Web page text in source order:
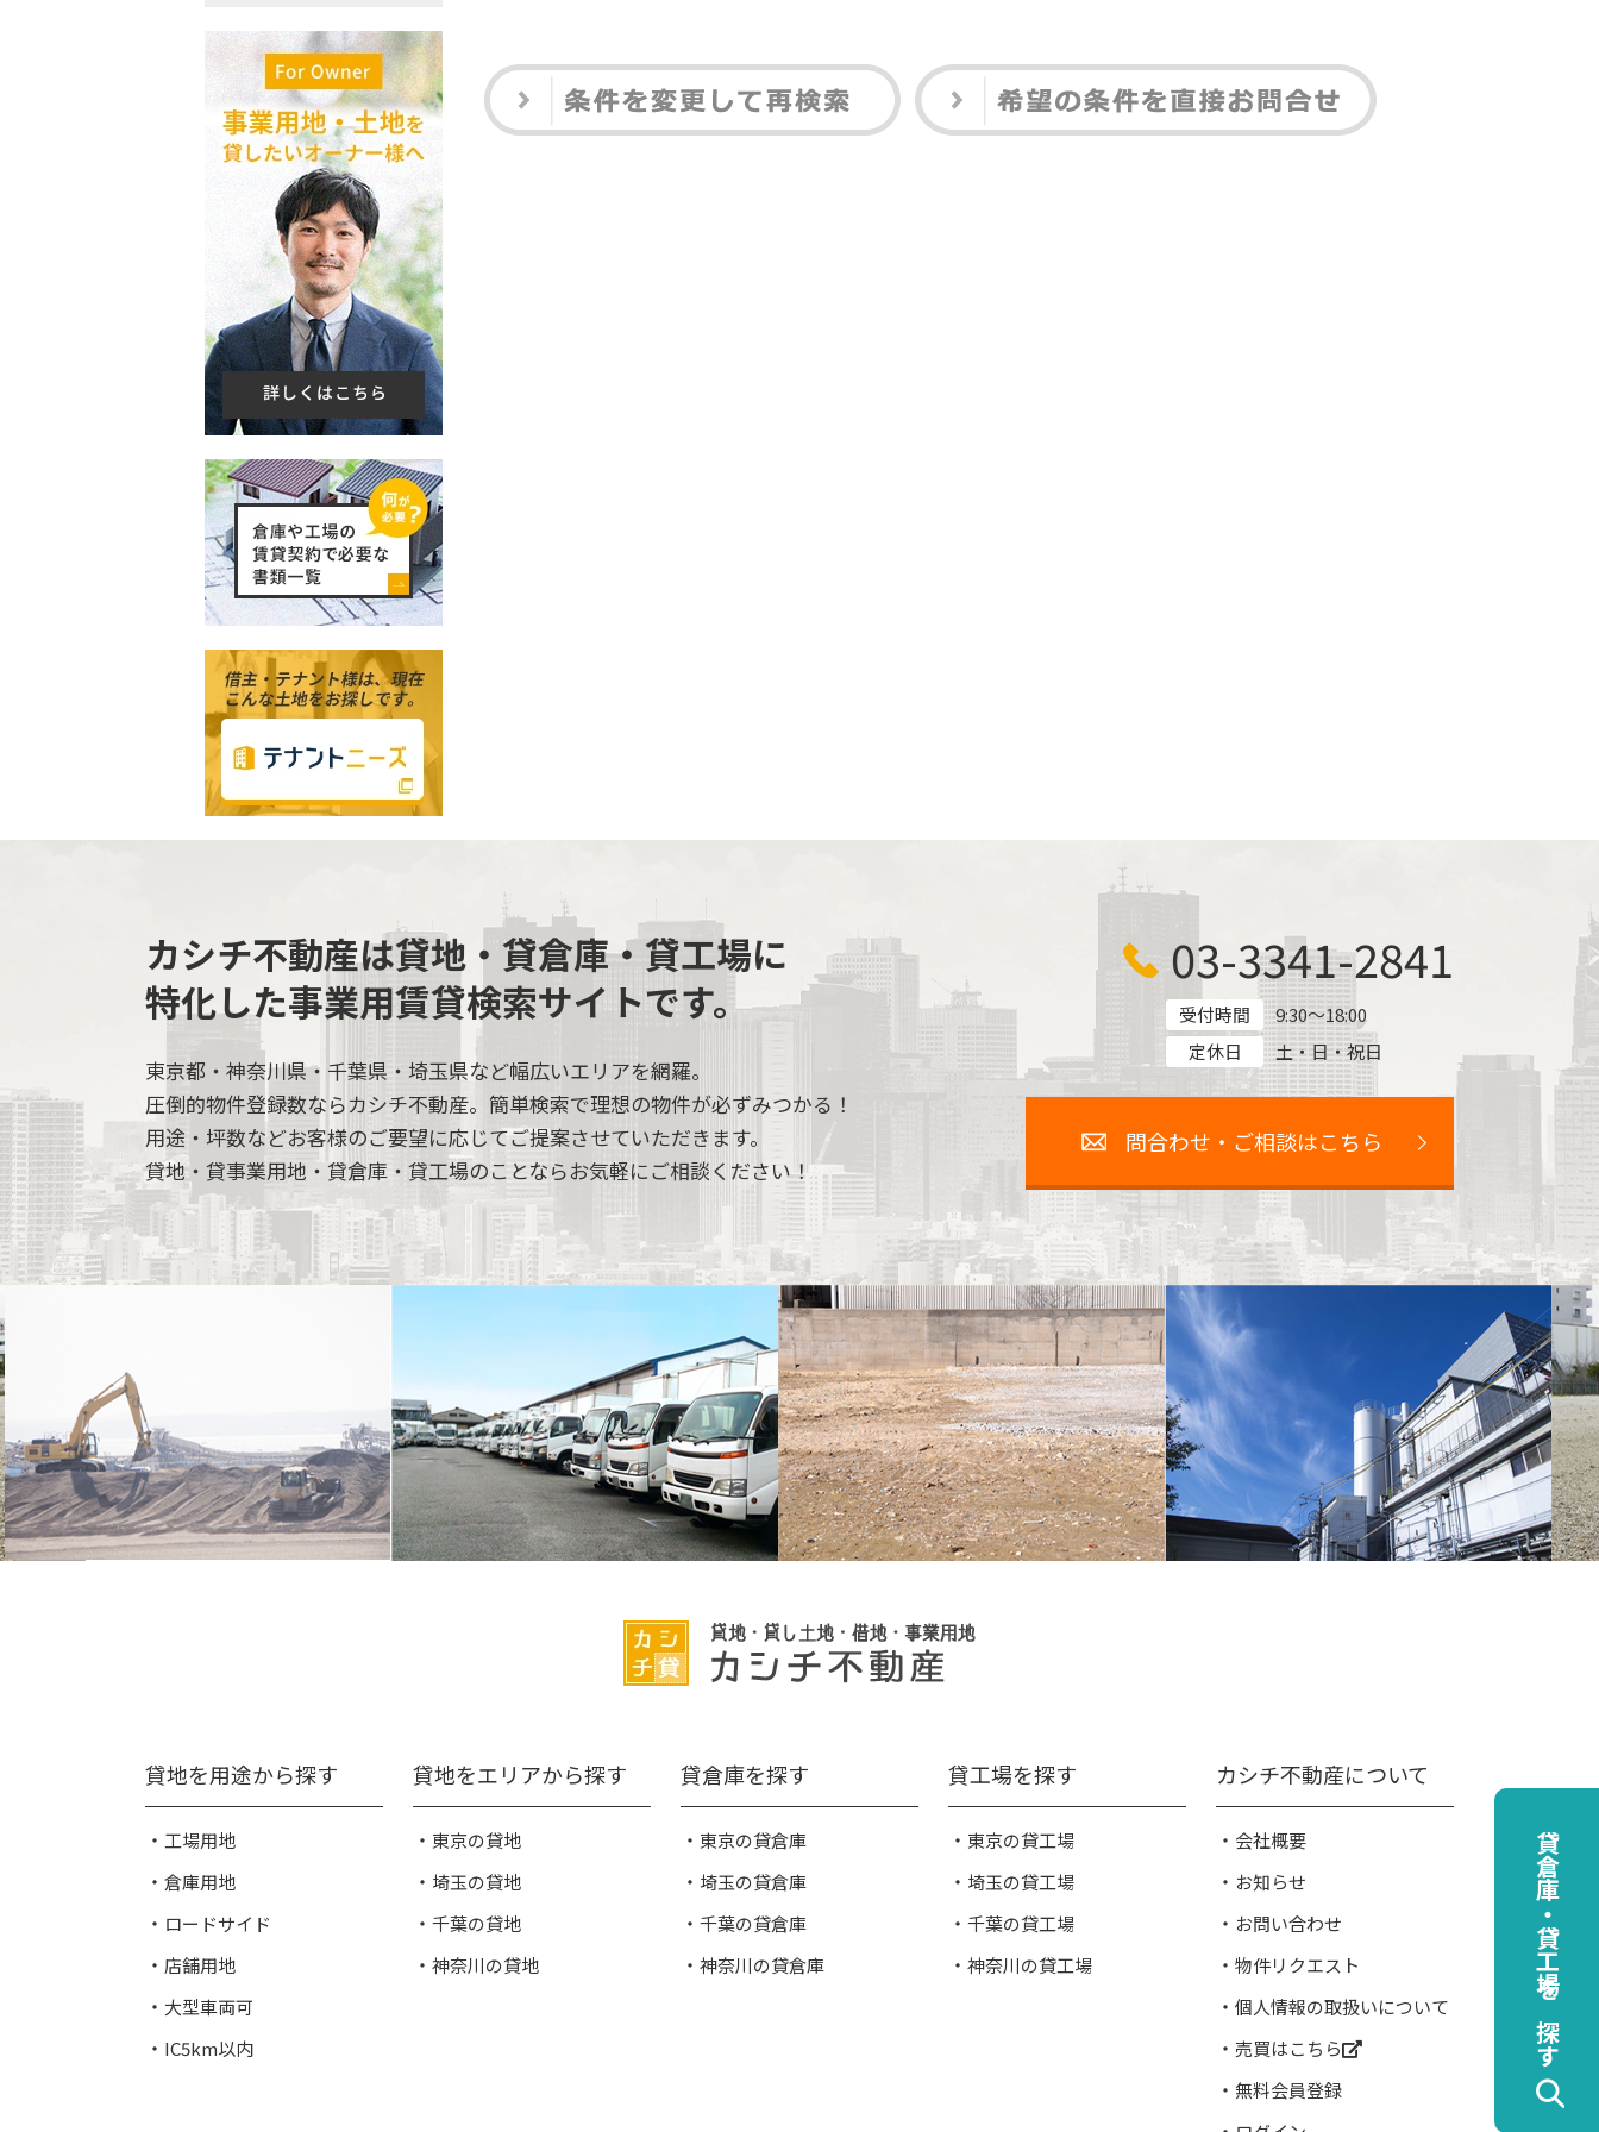
貸倉庫・貸工場を探す
カシチ不動産は貸地・貸倉庫・貸工場に
特化した事業用賃貸検索サイトです。
東京都・神奈川県・千葉県・埼玉県など幅広いエリアを網羅。
圧倒的物件登録数ならカシチ不動産。簡単検索で理想の物件が必ずみつかる！
用途・坪数などお客様のご要望に応じてご提案させていただきます。
貸地・貸事業用地・貸倉庫・貸工場のことならお気軽にご相談ください！
03-3341-2841
受付時間
9:30～18:00
定休日
土・日・祝日
問合わせ・ご相談はこちら
貸地を用途から探す
工場用地
倉庫用地
ロードサイド
店舗用地
大型車両可
IC5km以内
貸地をエリアから探す
東京の貸地
埼玉の貸地
千葉の貸地
神奈川の貸地
貸倉庫を探す
東京の貸倉庫
埼玉の貸倉庫
千葉の貸倉庫
神奈川の貸倉庫
貸工場を探す
東京の貸工場
埼玉の貸工場
千葉の貸工場
神奈川の貸工場
カシチ不動産について
会社概要
お知らせ
お問い合わせ
物件リクエスト
個人情報の取扱いについて
売買はこちら
無料会員登録